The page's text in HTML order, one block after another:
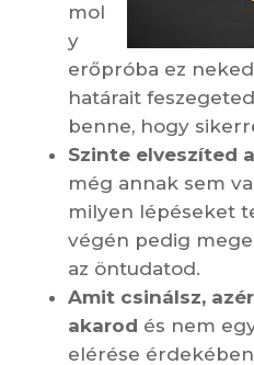
mol
y
erőpróba ez
határait
benne, hogy
Szinte elveszíted
még annak sem
milyen lépéseket
végén pedig
az öntudatod.
Amit csinálsz,
akarod és nem
elérése